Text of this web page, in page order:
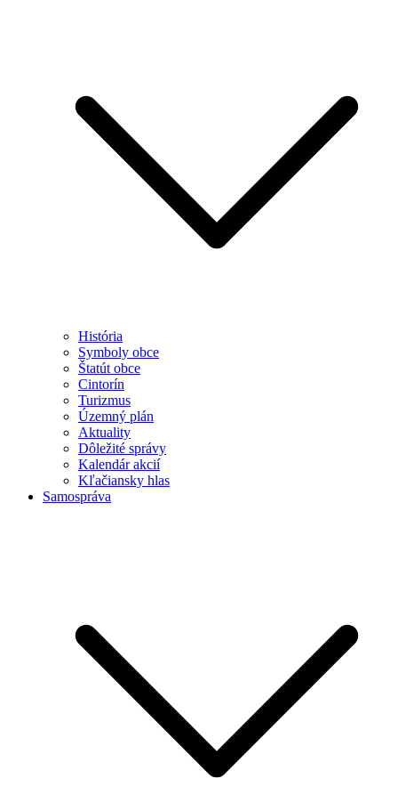
História
Symboly obce
Štatút obce
Cintorín
Turizmus
Územný plán
Aktuality
Dôležité správy
Kalendár akcií
Kľačiansky hlas
Samospráva